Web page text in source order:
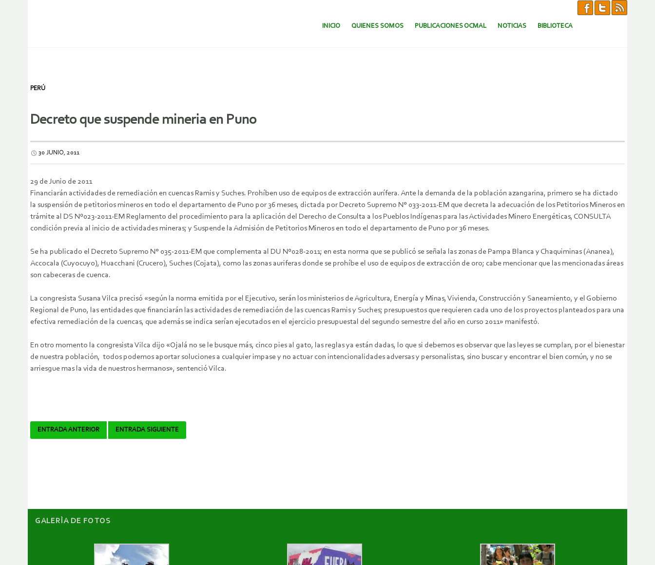
SALTAR AL CONTENIDO.
INICIO QUIENES SOMOS PUBLICACIONES OCMAL NOTICIAS BIBLIOTECA
PERÚ
Decreto que suspende mineria en Puno
30 JUNIO, 2011
29 de Junio de 2011
Financiarán actividades de remediación en cuencas Ramis y Suches. Prohíben uso de equipos de extracción aurífera. Ante la demanda de la población azangarina, primero se ha dictado
la suspensión de petitorios mineros en todo el departamento de Puno por 36 meses, dictada por Decreto Supremo N° 033-2011-EM que decreta la adecuación de los Petitorios Mineros en
trámite al DS Nº023-2011-EM Reglamento del procedimiento para la aplicación del Derecho de Consulta a los Pueblos Indígenas para las Actividades Minero Energéticas, CONSULTA
condición previa al inicio de actividades mineras; y Suspende la Admisión de Petitorios Mineros en todo el departamento de Puno por 36 meses.
Se ha publicado el Decreto Supremo N° 035-2011-EM que complementa al DU Nº028-2011; en esta norma que se publicó se señala las zonas de Pampa Blanca y Chaquiminas (Ananea),
Accocala (Cuyocuyo), Huacchani (Crucero), Suches (Cojata), como las zonas auriferas donde se prohíbe el uso de equipos de extracción de oro; cabe mencionar que las mencionadas áreas
son cabeceras de cuenca.
La congresista Susana Vilca precisó «según la norma emitida por el Ejecutivo, serán los ministerios de Agricultura, Energía y Minas, Vivienda, Construcción y Saneamiento, y el Gobierno
Regional de Puno, las entidades que financiarán las actividades de remediación de las cuencas Ramis y Suches; presupuestos que requieren cada uno de los proyectos planteados para una
efectiva remediación de la cuencas, que además se indica serían ejecutados en el ejercicio presupuestal del segundo semestre del año en curso 2011» manifestó.
En otro momento la congresista Vilca dijo «Ojalá no se le busque más, cinco pies al gato, las reglas ya están dadas, lo que si debemos es observar que las leyes se cumplan, por el bienestar
de nuestra población, todos podemos aportar soluciones a cualquier impase y no actuar con intencionalidades adversas y personalistas, sino buscar y encontrar el bien común, y no se
arriesgue mas la vida de nuestros hermanos», sentenció Vilca.
Navegador
ENTRADA ANTERIOR ENTRADA SIGUIENTE
GALERÌA DE FOTOS